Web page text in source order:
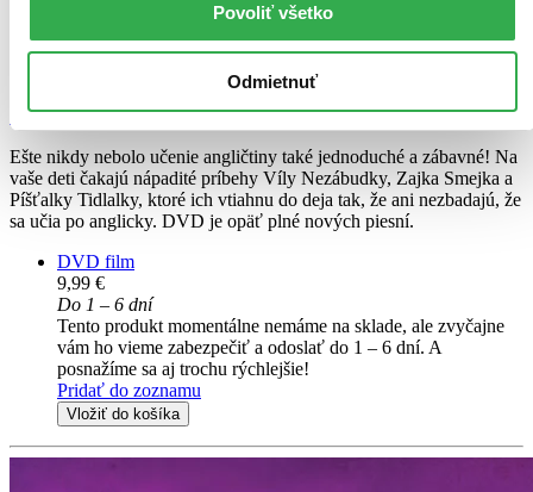
Povoliť všetko
Odmietnuť
Spievankovo 7: Angličanina (DVD) Zábavné príbehy Víly
Nezábudky a čarovnej Píšťalky
7. diel sérieSpievankovo
Ešte nikdy nebolo učenie angličtiny také jednoduché a zábavné! Na
vaše deti čakajú nápadité príbehy Víly Nezábudky, Zajka Smejka a
Píšťalky Tidlalky, ktoré ich vtiahnu do deja tak, že ani nezbadajú, že
sa učia po anglicky. DVD je opäť plné nových piesní.
DVD film
9,99 €
Do 1 – 6 dní
Tento produkt momentálne nemáme na sklade, ale zvyčajne
vám ho vieme zabezpečiť a odoslať do 1 – 6 dní. A
posnažíme sa aj trochu rýchlejšie!
Pridať do zoznamu
Vložiť do košíka